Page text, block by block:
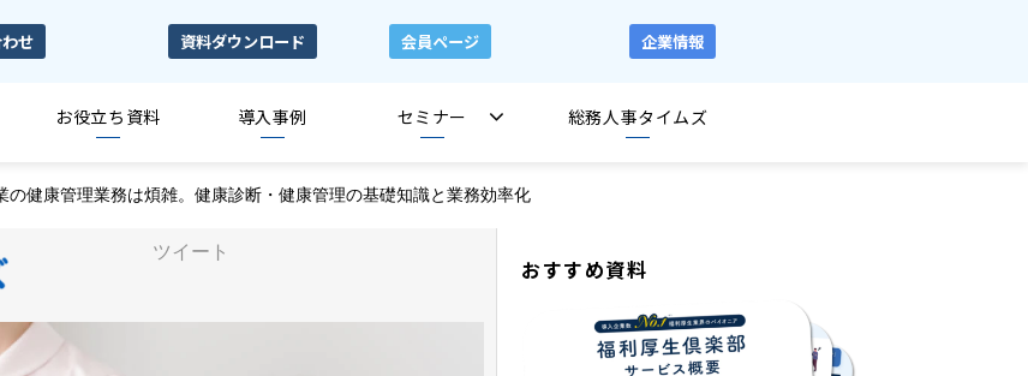
せ 資料ダウンロード 会員ページ 企業情報
お役立ち資料 導入事例 セミナー 総務人事タイムズ
の健康管理業務は煩雑。健康診断・健康管理の基礎知識と業務効率化
ツイート
おすすめ資料